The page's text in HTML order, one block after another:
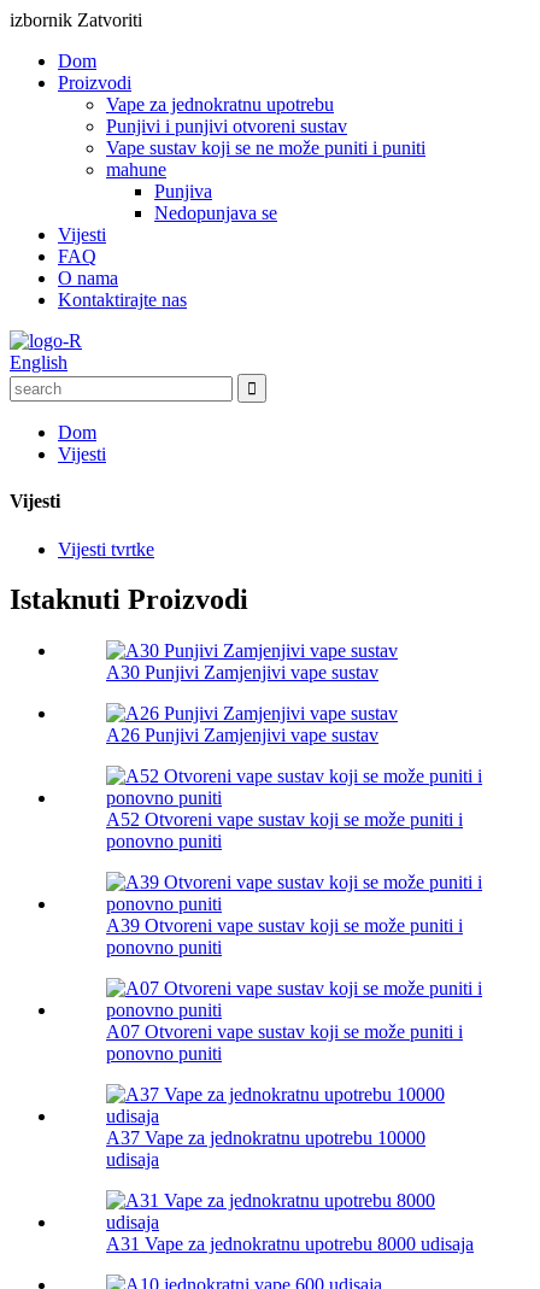
izbornik Zatvoriti
Dom
Proizvodi
Vape za jednokratnu upotrebu
Punjivi i punjivi otvoreni sustav
Vape sustav koji se ne može puniti i puniti
mahune
Punjiva
Nedopunjava se
Vijesti
FAQ
O nama
Kontaktirajte nas
English
Dom
Vijesti
Vijesti
Vijesti tvrtke
Istaknuti Proizvodi
A30 Punjivi Zamjenjivi vape sustav
A26 Punjivi Zamjenjivi vape sustav
A52 Otvoreni vape sustav koji se može puniti i
ponovno puniti
A39 Otvoreni vape sustav koji se može puniti i
ponovno puniti
A07 Otvoreni vape sustav koji se može puniti i
ponovno puniti
A37 Vape za jednokratnu upotrebu 10000
udisaja
A31 Vape za jednokratnu upotrebu 8000 udisaja